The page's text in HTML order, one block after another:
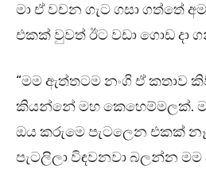
මා ඒ වචන ගැට ගසා ගත්තේ
එකක් වුවත් ඊට වඩා ගොඩ දා
“මම ඇත්තටම නංගි ඒ කතාව
කියන්නේ මහ කෙහෙම්මලක්.
ඔය කරුමෙ පැටලෙන එකක්
පැටලිලා විඳවනවා බලන්න මම